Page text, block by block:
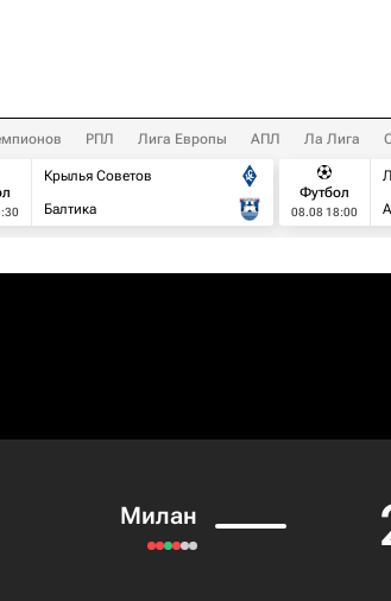
РПЛ Лига Европы АПЛ Ла Лига
Крылья Советов
Балтика
Футбол
08.08 18:00
Милан